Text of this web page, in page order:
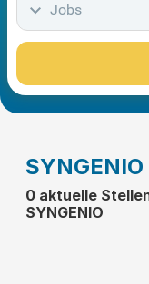
Jobs
0 aktuelle
SYNGENIO